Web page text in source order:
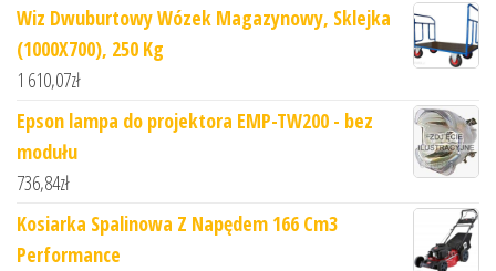
Wiz Dwuburtowy Wózek Magazynowy, Sklejka
(1000X700), 250 Kg
1 610,07zł
Epson lampa do projektora EMP-TW200 - bez
modułu
736,84zł
Kosiarka Spalinowa Z Napędem 166 Cm3
Performance